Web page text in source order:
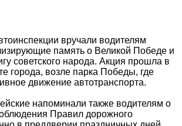
вручали водителям
память о Великой Победе и
советского народа. Акция прошла в
города, возле парка Победы, где
движение автотранспорта.
напоминали также водителям о
Правил дорожного